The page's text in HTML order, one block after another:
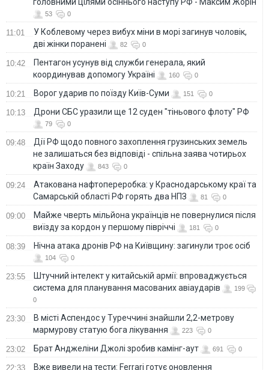
53 0
11:01
У Коблевому через вибух міни в морі загинув чоловік,
дві жінки поранені
82 0
10:42
Пентагон усунув від служби генерала, який
координував допомогу Україні
160 0
10:21 Ворог ударив по поїзду Київ-Суми 151 0
10:13 Дрони СБС уразили ще 12 суден "тіньового флоту" РФ
79 0
09:48
Дії РФ щодо повного захоплення грузинських земель
не залишаться без відповіді - спільна заява чотирьох
країн Заходу
843 0
09:24
Атакована нафтопереробка: у Краснодарському краї та
Самарській області РФ горять два НПЗ
81 0
09:00
Майже чверть мільйона українців не повернулися після
виїзду за кордон у першому півріччі
181 0
08:39 Нічна атака дронів РФ на Київщину: загинули троє осіб
104 0
23:55
Штучний інтелект у китайській армії: впроваджується
система для планування масованих авіаударів
199
0
23:30
В місті Аспендос у Туреччині знайшли 2,2-метрову
мармурову статую бога лікування
223 0
23:02 Брат Анджеліни Джолі зробив камінг-аут 691 0
22:33 Вже вивели на тести: Ferrari готує оновлення